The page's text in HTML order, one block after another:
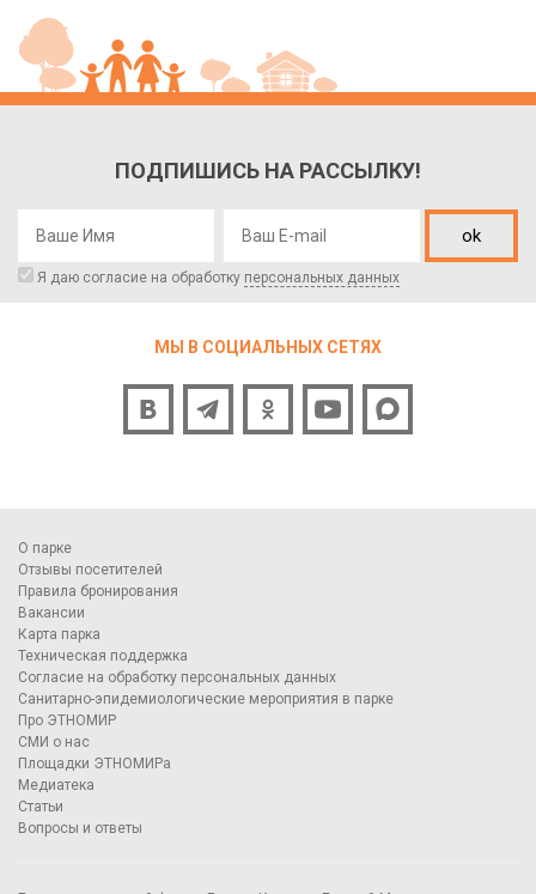
ПОДПИШИСЬ НА РАССЫЛКУ!
ok
Я даю согласие на обработку персональных данных
МЫ В СОЦИАЛЬНЫХ СЕТЯХ
О парке
Отзывы посетителей
Правила бронирования
Вакансии
Карта парка
Техническая поддержка
Согласие на обработку персональных данных
Санитарно-эпидемиологические мероприятия в парке
Про ЭТНОМИР
СМИ о нас
Площадки ЭТНОМИРа
Медиатека
Статьи
Вопросы и ответы